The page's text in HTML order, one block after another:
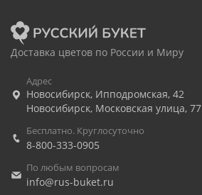
Доставка цветов по России и Миру
Адрес
Новосибирск, Ипподромская, 42
Новосибирск, Московская улица, 77
Бесплатно. Круглосуточно
8-800-333-0905
По любым вопросам
info@rus-buket.ru